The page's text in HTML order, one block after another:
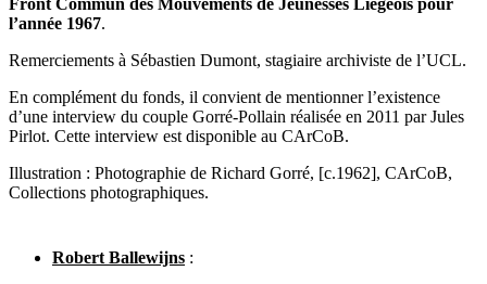
Front Commun des Mouvements de Jeunesses Liégeois pour
l’année 1967.
Remerciements à Sébastien Dumont, stagiaire archiviste de l’UCL.
En complément du fonds, il convient de mentionner l’existence
d’une interview du couple Gorré-Pollain réalisée en 2011 par Jules
Pirlot. Cette interview est disponible au CArCoB.
Illustration : Photographie de Richard Gorré, [c.1962], CArCoB,
Collections photographiques.
Robert Ballewijns :